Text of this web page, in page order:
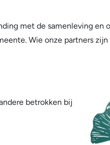
met de samenleving en
Wie onze partners
betrokken bij